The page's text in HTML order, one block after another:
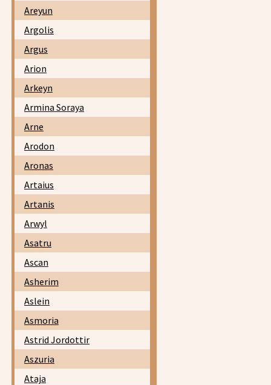
Areyun
Argolis
Argus
Arion
Arkeyn
Armina Soraya
Arne
Arodon
Aronas
Artaius
Artanis
Arwyl
Asatru
Ascan
Asherim
Aslein
Asmoria
Astrid Jordottir
Aszuria
Ataja